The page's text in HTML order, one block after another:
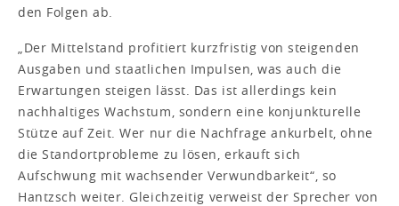
den Folgen ab.
„Der Mittelstand profitiert kurzfristig von steigenden
Ausgaben und staatlichen Impulsen, was auch die
Erwartungen steigen lässt. Das ist allerdings kein
nachhaltiges Wachstum, sondern eine konjunkturelle
Stütze auf Zeit. Wer nur die Nachfrage ankurbelt, ohne
die Standortprobleme zu lösen, erkauft sich
Aufschwung mit wachsender Verwundbarkeit“, so
Hantzsch weiter. Gleichzeitig verweist der Sprecher von